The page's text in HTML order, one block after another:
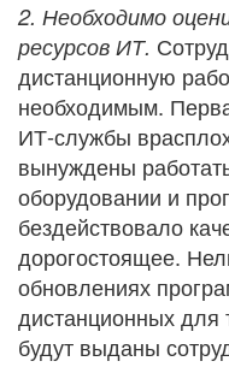
2. Необходимо
ресурсов ИТ.
дистанционную
необходимым.
ИТ-службы
вынуждены
оборудовании и
бездействовало
дорогостоящее.
обновлениях
дистанционных для
будут выданы